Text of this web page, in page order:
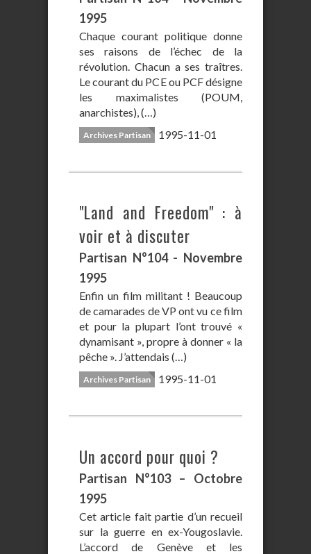
1995
Chaque courant politique donne
ses raisons de l’échec de la
révolution. Chacun a ses traîtres.
Le courant du PCE ou PCF désigne
les maximalistes (POUM,
anarchistes), (…)
Archives Partisan 1995-11-01
"Land and Freedom" : à
voir et à discuter
Partisan N°104 - Novembre
1995
Enfin un film militant ! Beaucoup
de camarades de VP ont vu ce film
et pour la plupart l’ont trouvé «
dynamisant », propre à donner « la
pêche ». J’attendais (…)
Archives Partisan 1995-11-01
Un accord pour quoi ?
Partisan N°103 – Octobre
1995
Cet article fait partie d’un recueil
sur la guerre en ex-Yougoslavie.
L’accord de Genève et les